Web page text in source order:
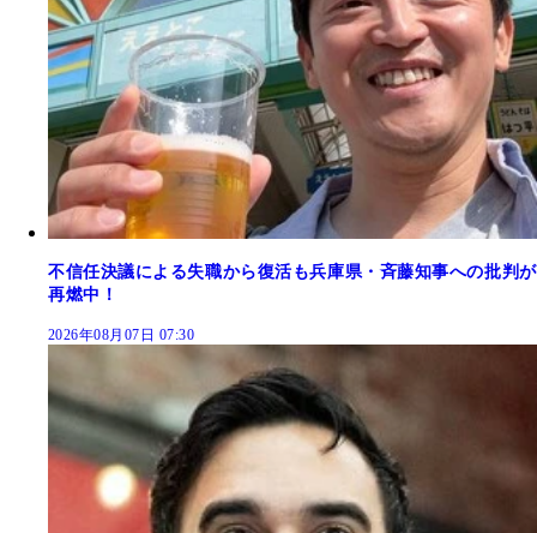
不信任決議による失職から復活も兵庫県・斉藤知事への批判が
再燃中！
2026年08月07日 07:30